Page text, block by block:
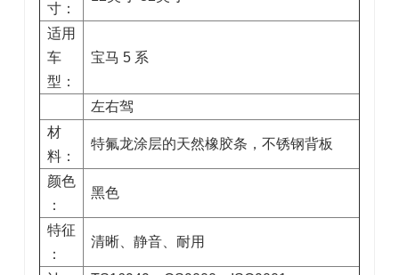
寸：
适用
车
型：
宝马 5 系
左右驾
材
料：
特氟龙涂层的天然橡胶条，不锈钢背板
颜色
：
黑色
特征
：
清晰、静音、耐用